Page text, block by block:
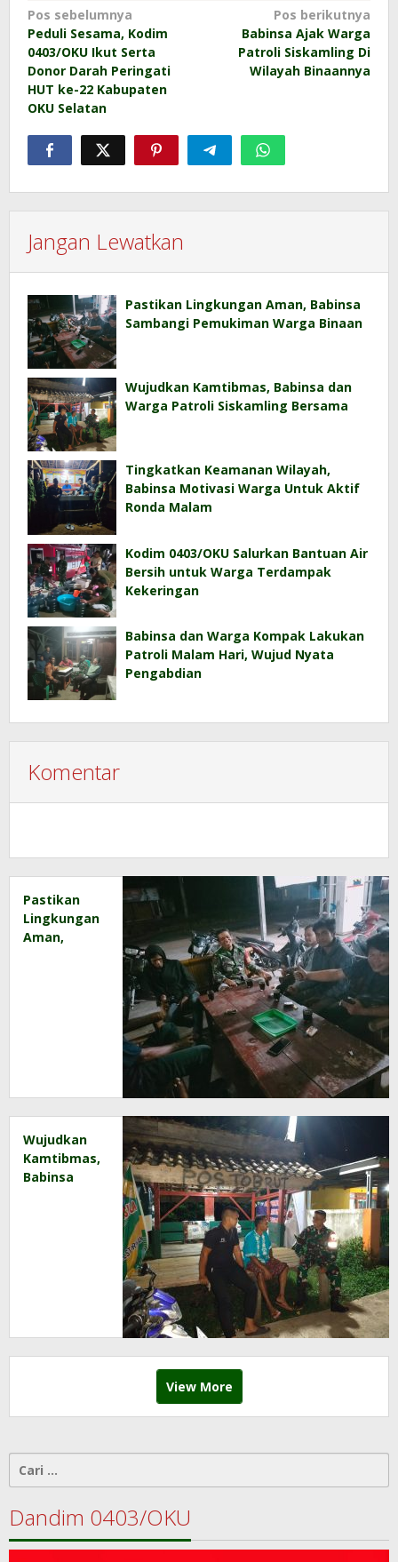
Navigasi
pos
Pos sebelumnya
Peduli Sesama, Kodim
0403/OKU Ikut Serta
Donor Darah Peringati
HUT ke-22 Kabupaten
OKU Selatan
Pos berikutnya
Babinsa Ajak Warga
Patroli Siskamling Di
Wilayah Binaannya
Jangan Lewatkan
Pastikan Lingkungan Aman, Babinsa
Sambangi Pemukiman Warga Binaan
Wujudkan Kamtibmas, Babinsa dan
Warga Patroli Siskamling Bersama
Tingkatkan Keamanan Wilayah,
Babinsa Motivasi Warga Untuk Aktif
Ronda Malam
Kodim 0403/OKU Salurkan Bantuan Air
Bersih untuk Warga Terdampak
Kekeringan
Babinsa dan Warga Kompak Lakukan
Patroli Malam Hari, Wujud Nyata
Pengabdian
Komentar
Pastikan
Lingkungan
Aman,
Wujudkan
Kamtibmas,
Babinsa
View More
Cari
Dandim 0403/OKU